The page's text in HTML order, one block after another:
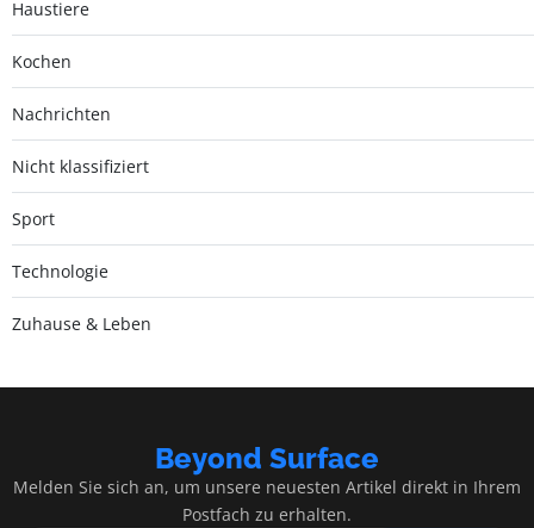
Haustiere
Kochen
Nachrichten
Nicht klassifiziert
Sport
Technologie
Zuhause & Leben
Beyond Surface
Melden Sie sich an, um unsere neuesten Artikel direkt in Ihrem
Postfach zu erhalten.